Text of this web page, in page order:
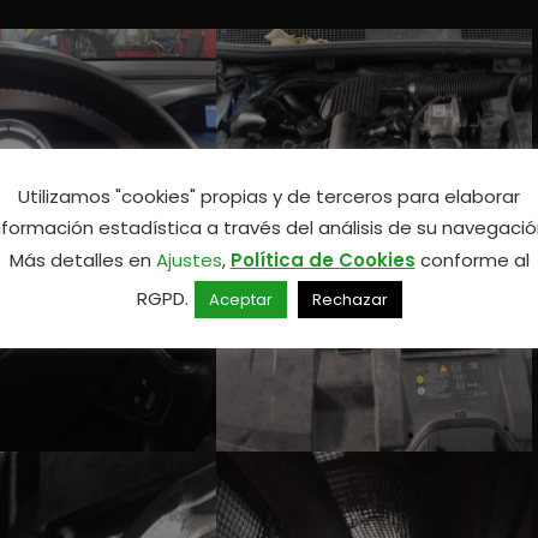
Utilizamos "cookies" propias y de terceros para elaborar
estadística a través del análisis de su
Más detalles en Ajustes, Política de Cookies conforme al
RGPD.
Aceptar Rechazar